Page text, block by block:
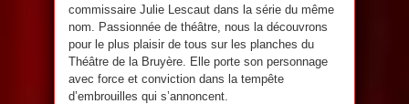
commissaire Julie Lescaut dans la série du même
nom. Passionnée de théâtre, nous la découvrons
pour le plus plaisir de tous sur les planches du
Théâtre de la Bruyère. Elle porte son personnage
avec force et conviction dans la tempête
d’embrouilles qui s’annoncent.